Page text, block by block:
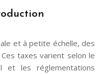
et à petite échelle, des
taxes varient selon le
et les réglementations